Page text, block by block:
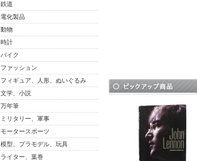
鉄道
電化製品
動物
時計
バイク
ファッション
フィギュア、人形、ぬいぐるみ
文学、小説
万年筆
ミリタリー、軍事
モータースポーツ
模型、プラモデル、玩具
ライター、葉巻